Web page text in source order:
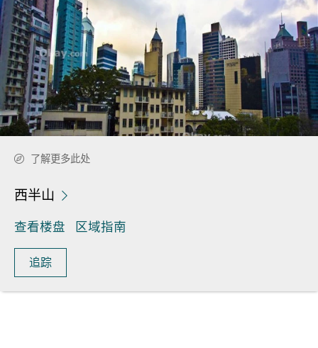
了解更多此处
西半山
查看楼盘 区域指南
追踪